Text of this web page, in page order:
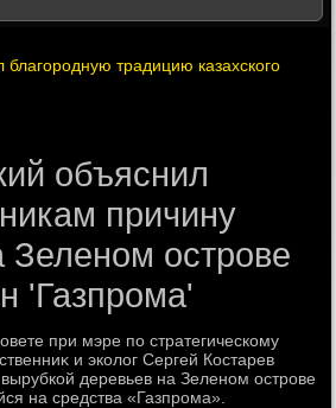
благородную традицию казахского
объяснил
причину
Зеленом острове
'Газпрома'
при мэре по стратегическому
и эколοг Сергей Костарев
деревьев на Зеленом острове
на средства «Газпрома».